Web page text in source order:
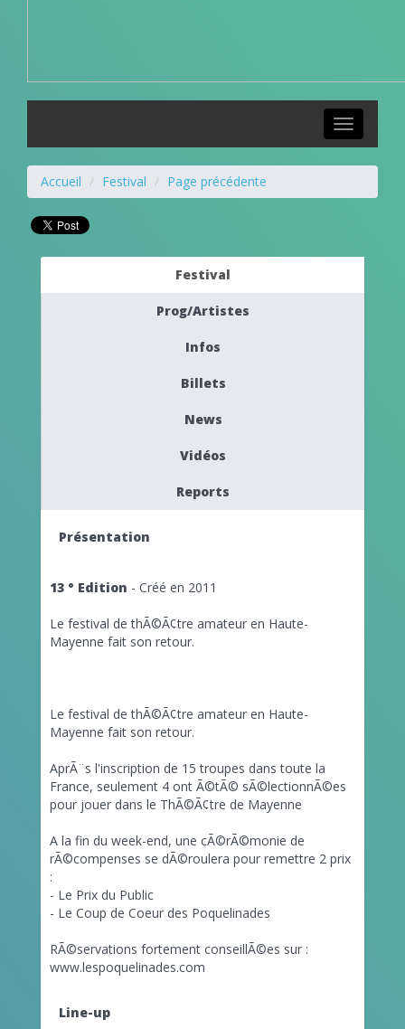
Toggle
navigation
Accueil Festival Page précédente
Festival
Prog/Artistes
Infos
Billets
News
Vidéos
Reports
Présentation
13 ° Edition - Créé en 2011
Le festival de thÃ©Ã¢tre amateur en Haute-
Mayenne fait son retour.
Le festival de thÃ©Ã¢tre amateur en Haute-
Mayenne fait son retour.
AprÃ¨s l'inscription de 15 troupes dans toute la
France, seulement 4 ont Ã©tÃ© sÃ©lectionnÃ©es
pour jouer dans le ThÃ©Ã¢tre de Mayenne
A la fin du week-end, une cÃ©rÃ©monie de
rÃ©compenses se dÃ©roulera pour remettre 2 prix
:
- Le Prix du Public
- Le Coup de Coeur des Poquelinades
RÃ©servations fortement conseillÃ©es sur :
www.lespoquelinades.com
Line-up